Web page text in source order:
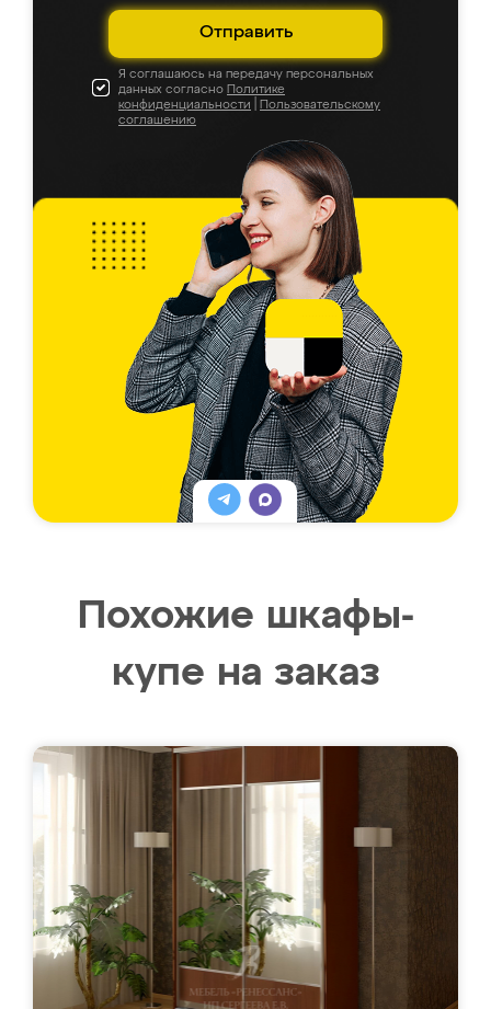
Отправить
Я соглашаюсь на передачу персональных
данных согласно Политике
конфиденциальности
Пользовательскому
соглашению
Похожие шкафы-
купе на заказ